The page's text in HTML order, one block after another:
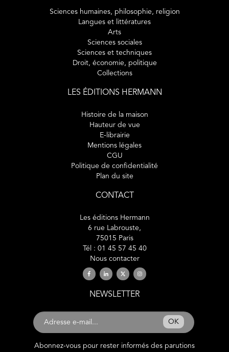
Sciences humaines, philosophie, religion
Langues et littératures
Arts
Sciences sociales
Sciences et techniques
Droit, économie, politique
Collections
LES ÉDITIONS HERMANN
Histoire de la maison
Hauteur de vue
E-librairie
Mentions légales
CGU
Politique de confidentialité
Plan du site
CONTACT
Les éditions Hermann
6 rue Labrouste,
75015 Paris
Tél : 01 45 57 45 40
Nous contacter
NEWSLETTER
OK
Abonnez-vous pour rester informés des parutions